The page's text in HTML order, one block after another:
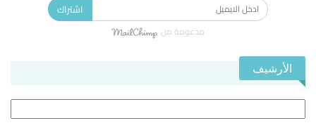
اشتراك
مدعومة من
الأرشيف